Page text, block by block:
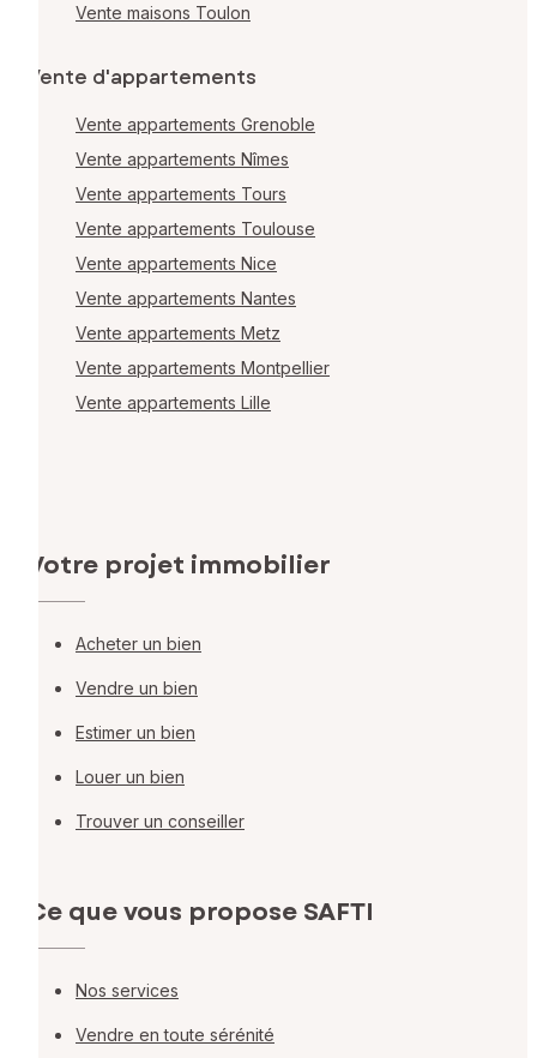
Vente maisons Toulon
Vente d'appartements
Vente appartements Grenoble
Vente appartements Nîmes
Vente appartements Tours
Vente appartements Toulouse
Vente appartements Nice
Vente appartements Nantes
Vente appartements Metz
Vente appartements Montpellier
Vente appartements Lille
Votre projet immobilier
Acheter un bien
Vendre un bien
Estimer un bien
Louer un bien
Trouver un conseiller
Ce que vous propose SAFTI
Nos services
Vendre en toute sérénité